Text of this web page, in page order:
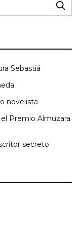
Sebastiá
novelista
Premio Almuzara
secreto